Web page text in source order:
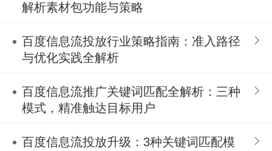
解析素材包功能与策略
百度信息流投放行业策略指南：准入路径
与优化实践全解析
百度信息流推广关键词匹配全解析：三种
模式，精准触达目标用户
百度信息流投放升级：3种关键词匹配模